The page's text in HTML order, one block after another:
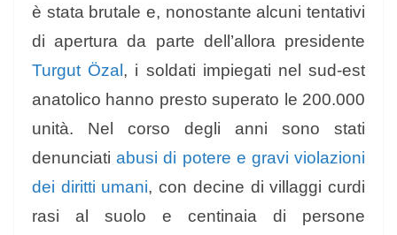
è stata brutale e, nonostante alcuni tentativi
di apertura da parte dell’allora presidente
Turgut Özal , i soldati impiegati nel sud-est
anatolico hanno presto superato le 200.000
unità. Nel corso degli anni sono stati
denunciatiabusi di potere e gravi violazioni
dei diritti umani, con decine di villaggi curdi
rasi al suolo e centinaia di persone